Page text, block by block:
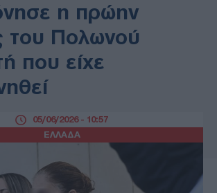
ΑΜΥΝΑ
ΚΥΠΡΟΣ
LIFESTYLE
ΤΕΧΝΟΛΟΓΙΑ
ΖΩΔΙΑ
η πρώην
του Πολωνού
που είχε
ΕΛΛΑΔΑ
05/06/2026 - 10:57